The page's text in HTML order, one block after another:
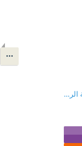
لماذا غادرت مدرسة الزومبي : سلسلة صرخة الرعب 17